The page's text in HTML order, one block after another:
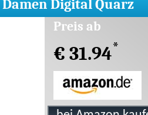
Digital Quarz
Preis ab
€ 31.94*